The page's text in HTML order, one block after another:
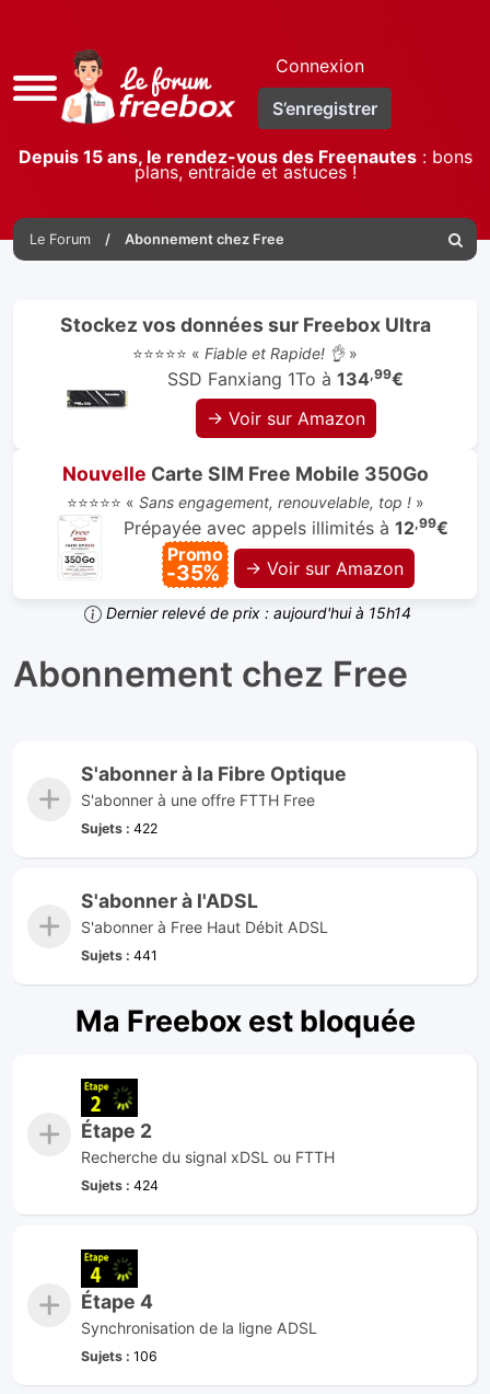
Accès
rapide
Connexion
S’enregistrer
Depuis 15 ans, le rendez-vous des Freenautes: bons
plans, entraide et astuces !
Le Forum Abonnement chez Free
Stockez vos données sur Freebox Ultra
⭐⭐⭐⭐⭐ « Fiable et Rapide! 👌»
SSD Fanxiang 1To à 134,99€
→ Voir sur Amazon
Nouvelle Carte SIM Free Mobile 350Go
⭐⭐⭐⭐⭐ « Sans engagement, renouvelable, top !»
Prépayée avec appels illimités à 12,99€
Promo
-35% → Voir sur Amazon
Dernier relevé de prix : aujourd'hui à 15h14
Abonnement chez Free
S'abonner à la Fibre Optique
S'abonner à une offre FTTH Free
Sujets : 422
S'abonner à l'ADSL
S'abonner à Free Haut Débit ADSL
Sujets : 441
Ma Freebox est bloquée
Étape 2
Recherche du signal xDSL ou FTTH
Sujets : 424
Étape 4
Synchronisation de la ligne ADSL
Sujets : 106